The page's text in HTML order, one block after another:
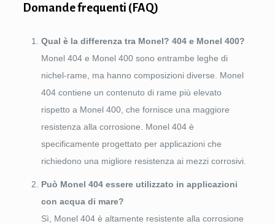
Domande frequenti (FAQ)
Qual è la differenza tra Monel? 404 e Monel 400?
Monel 404 e Monel 400 sono entrambe leghe di
nichel-rame, ma hanno composizioni diverse. Monel
404 contiene un contenuto di rame più elevato
rispetto a Monel 400, che fornisce una maggiore
resistenza alla corrosione. Monel 404 è
specificamente progettato per applicazioni che
richiedono una migliore resistenza ai mezzi corrosivi.
Può Monel 404 essere utilizzato in applicazioni
con acqua di mare?
Sì, Monel 404 è altamente resistente alla corrosione